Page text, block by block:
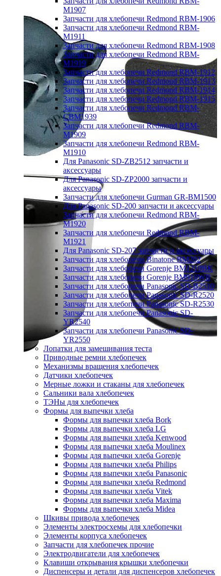
M1907
Запчасти для хлебопечи Redmond RBM-1906
Запчасти для хлебопечи Redmond RBM-
M1911
Запчасти для хлебопечи Redmond RBM-1908
Запчасти для хлебопечи Redmond RBM-
M1919
Запчасти для хлебопечи Redmond RBM-1912
Запчасти для хлебопечи Redmond RBM-1913
Запчасти для хлебопечи Redmond RBM-1914
Запчасти для хлебопечи Redmond RBM-1915
Запчасти для хлебопечи Redmond RBM-
CBM1939
Запчасти для хлебопечи Redmond RBM-
M1909
Запчасти для хлебопечи Redmond RBM-
M1910
Для Panasonic SD-ZB2512 запчасти и
аксессуары
Для Panasonic SD-ZP2000 запчасти и
аксессуары
Запчасти для хлебопечи Gurman GR-BM1500
Для Panasonic SD-200 запчасти и аксессуары
Запчасти для хлебопечи Redmond RBM-
M1920
Запчасти для хлебопечи Redmond RBM-
M1921
Для Panasonic SD-207 запчасти и аксессуары
Запчасти для хлебопечи Binatone BM202
Запчасти для хлебопечи Gorenje BM1210BK
Запчасти для хлебопечи Gorenje BM910WII
Запчасти для хлебопечи Panasonic SD-B2510
Запчасти для хлебопечи Panasonic SD-R2520
Запчасти для хлебопечи Panasonic SD-R2530
Запчасти для хлебопечи Panasonic SD-
YR2540
Запчасти для хлебопечи Panasonic SD-
YR2550
Лопатки для замешивания теста
Приводные ремни хлебопечек
Механизмы вращения хлебопечек
Датчики хлебопечек
Мерные ложки и стаканы для хлебопечек
Сальники вала хлебопечек
ТЭНы для хлебопечек
Формы для выпечки хлеба
Формы для выпечки хлеба Bork
Формы для выпечки хлеба LG
Формы для выпечки хлеба Kenwood
Формы для выпечки хлеба Moulinex
Формы для выпечки хлеба Gorenje
Формы для выпечки хлеба Philips
Формы для выпечки хлеба Panasonic
Формы для выпечки хлеба Redmond
Формы для выпечки хлеба Vitek
Формы для выпечки хлеба Maxima
Формы для выпечки хлеба Midea
Шкивы привода хлебопечек
Элементы электросхемы для хлебопечки
Элементы корпуса хлебопечек
Запчасти для хлебопечек прочие
Электродвигатели для хлебопечек
Клавиши открывания крышки хлебопечки
Диспенсеры и детали для диспенсеров хлебопечек